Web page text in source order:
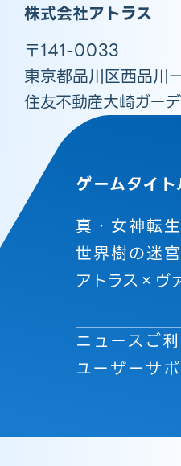
株式会社アトラス
〒141-0033
東京都品川区西品川
住友不動産大崎ガー
ゲームタイト
真・女神転
世界樹の迷
アトラス×ヴ
ニュースご
ユーザーサ